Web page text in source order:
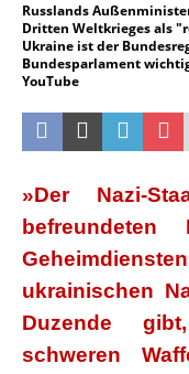
Russlands
Dritten Weltkrieges als
Ukraine ist der
Bundesparlament
YouTube
»Der Nazi-
ukrainischen
Duzende
schweren